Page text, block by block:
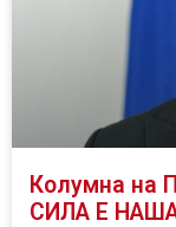
Колумна на
СИЛА Е